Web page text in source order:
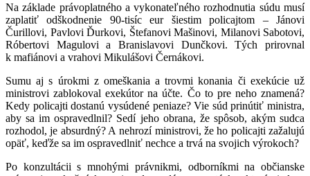
Na základe právoplatného a vykonateľného rozhodnutia súdu musí
zaplatiť odškodnenie 90-tisíc eur šiestim policajtom – Jánovi
Čurillovi, Pavlovi Ďurkovi, Štefanovi Mašinovi, Milanovi Sabotovi,
Róbertovi Magulovi a Branislavovi Dunčkovi. Tých prirovnal
k mafiánovi a vrahovi Mikulášovi Černákovi.
Sumu aj s úrokmi z omeškania a trovmi konania či exekúcie už
ministrovi zablokoval exekútor na účte. Čo to pre neho znamená?
Kedy policajti dostanú vysúdené peniaze? Vie súd prinútiť ministra,
aby sa im ospravedlnil? Sedí jeho obrana, že spôsob, akým sudca
rozhodol, je absurdný? A nehrozí ministrovi, že ho policajti zažalujú
opäť, keďže sa im ospravedlniť nechce a trvá na svojich výrokoch?
Po konzultácii s mnohými právnikmi, odborníkmi na občianske